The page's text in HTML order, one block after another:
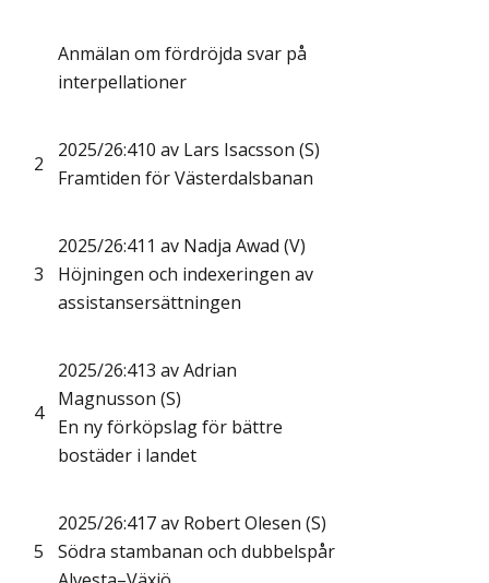
Anmälan om fördröjda svar på
interpellationer
2
2025/26:410 av Lars Isacsson (S)
Framtiden för Västerdalsbanan
3
2025/26:411 av Nadja Awad (V)
Höjningen och indexeringen av
assistansersättningen
4
2025/26:413 av Adrian
Magnusson (S)
En ny förköpslag för bättre
bostäder i landet
5
2025/26:417 av Robert Olesen (S)
Södra stambanan och dubbelspår